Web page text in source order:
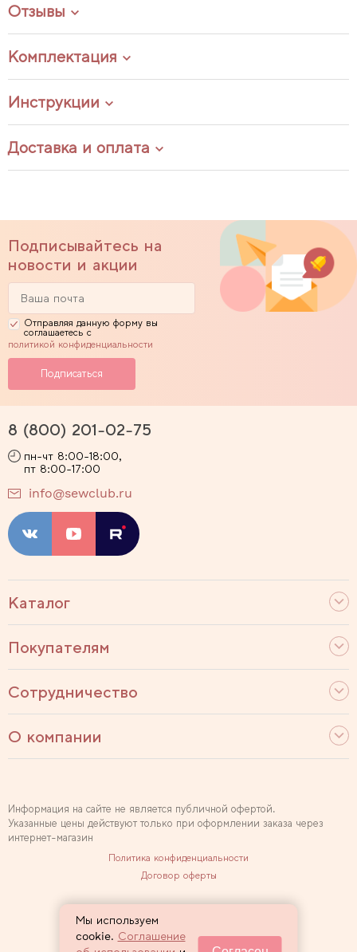
Отзывы
Комплектация
Инструкции
Доставка и оплата
Подписывайтесь на
новости и акции
Отправляя данную форму вы
соглашаетесь с
политикой конфиденциальности
Каталог
Покупателям
Сотрудничество
О компании
8 (800) 201-02-75
пн-чт 8:00-18:00,
пт 8:00-17:00
info@sewclub.ru
Информация на сайте не является публичной офертой.
Указанные цены действуют только при оформлении заказа через
интернет-магазин
Политика конфиденциальности
Договор оферты
Мы используем
cookie. Соглашение